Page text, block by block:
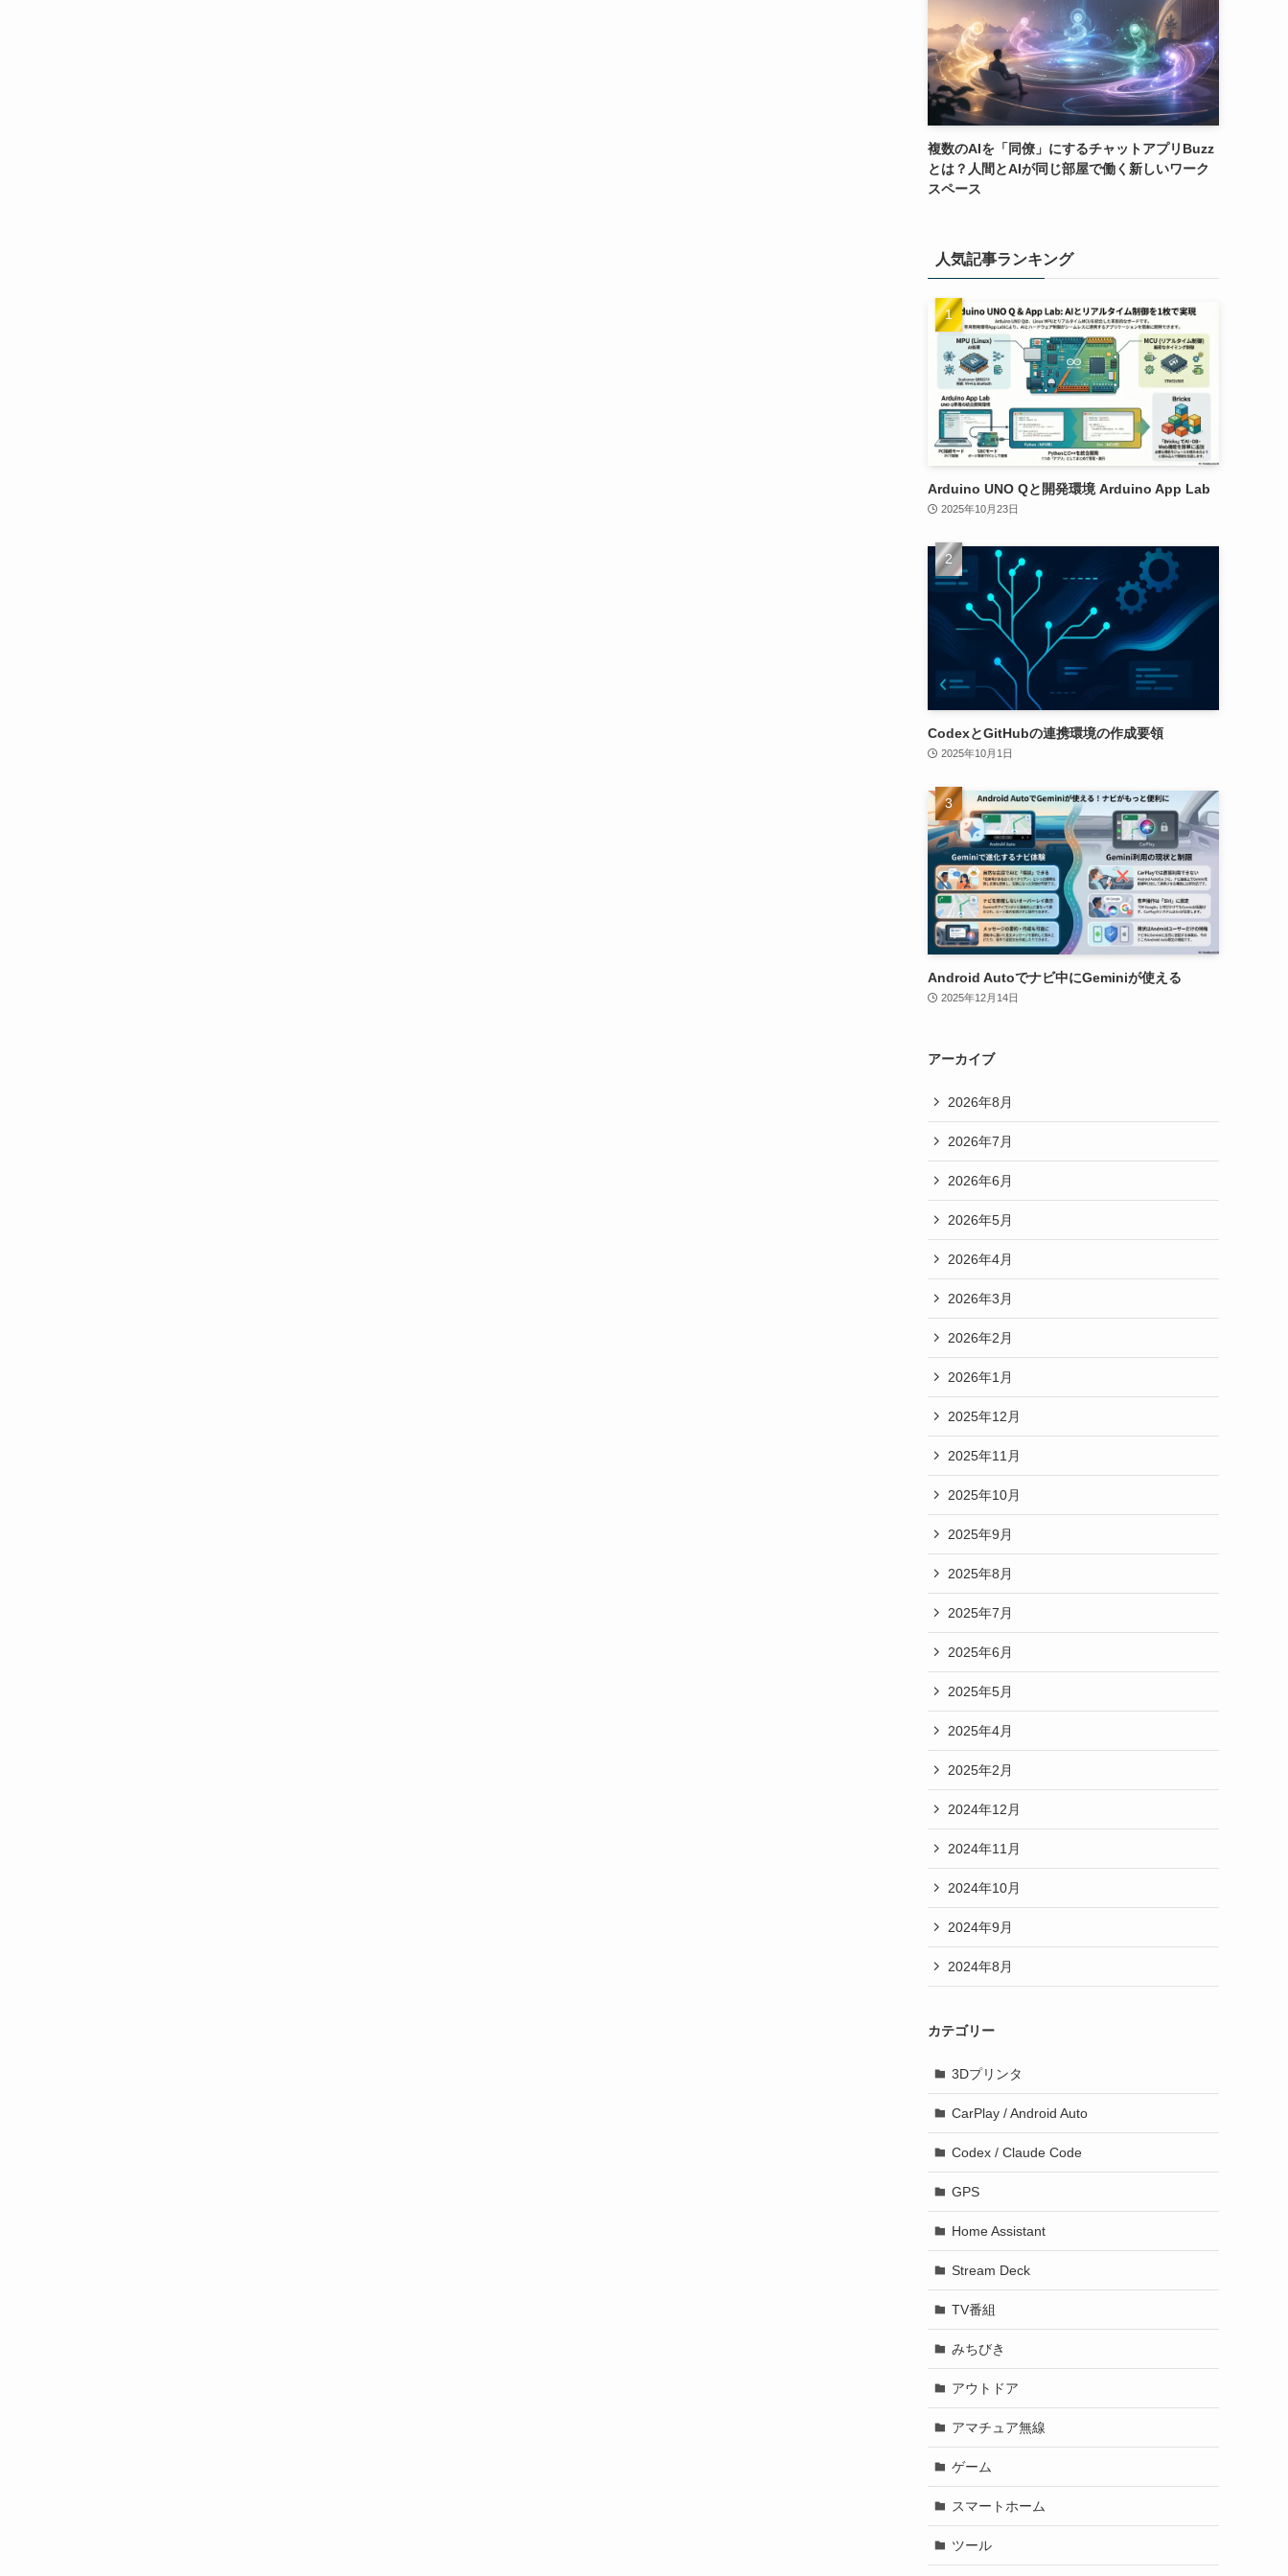
複数のAIを「同僚」にするチャットアプリBuzz
とは？人間とAIが同じ部屋で働く新しいワーク
スペース
人気記事ランキング
Arduino UNO Qと開発環境 Arduino App Lab
2025年10月23日
CodexとGitHubの連携環境の作成要領
2025年10月1日
Android Autoでナビ中にGeminiが使える
2025年12月14日
アーカイブ
2026年8月
2026年7月
2026年6月
2026年5月
2026年4月
2026年3月
2026年2月
2026年1月
2025年12月
2025年11月
2025年10月
2025年9月
2025年8月
2025年7月
2025年6月
2025年5月
2025年4月
2025年2月
2024年12月
2024年11月
2024年10月
2024年9月
2024年8月
カテゴリー
3Dプリンタ
CarPlay / Android Auto
Codex / Claude Code
GPS
Home Assistant
Stream Deck
TV番組
みちびき
アウトドア
アマチュア無線
ゲーム
スマートホーム
ツール